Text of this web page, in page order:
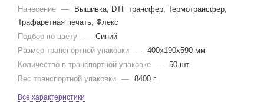
Нанесение —
Вышивка, DTF трансфер, Термотрансфер,
Трафаретная печать, Флекс
Подбор по цвету — Синий
Размер транспортной упаковки — 400x190x590 мм
Количество в транспортной упаковке — 50 шт.
Вес транспортной упаковки — 8400 г.
Все характеристики